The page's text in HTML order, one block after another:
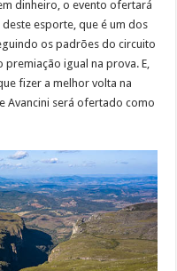
dinheiro, o evento ofertará
esporte, que é um dos
os padrões do circuito
igual na prova. E,
fizer a melhor volta na
Avancini será ofertado como